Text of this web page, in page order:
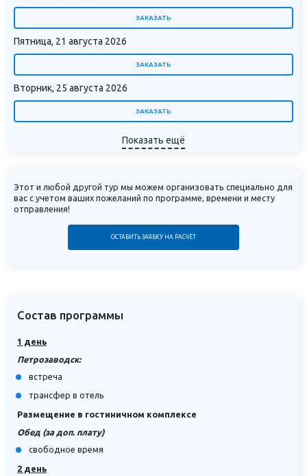
ЗАКАЗАТЬ
Пятница, 21 августа 2026
ЗАКАЗАТЬ
Вторник, 25 августа 2026
ЗАКАЗАТЬ
Показать ещё
Этот и любой другой тур мы можем организовать специально для
вас с учетом ваших пожеланий по программе, времени и месту
отправления!
ОСТАВИТЬ ЗАЯВКУ НА РАСЧЁТ
Состав программы
1 день
Петрозаводск:
встреча
трансфер в отель
Размещение в гостиничном комплексе
Обед (за доп. плату)
свободное время
2 день